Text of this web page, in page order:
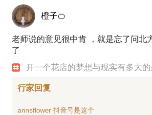
橙子🍊
老师说的意见很中肯 ，就是忘了问北
了
开一个花店的梦想与现实有多大的
行家回复